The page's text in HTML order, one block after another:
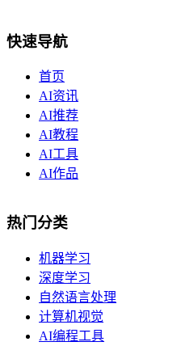
快速导航
首页
AI资讯
AI推荐
AI教程
AI工具
AI作品
热门分类
机器学习
深度学习
自然语言处理
计算机视觉
AI编程工具